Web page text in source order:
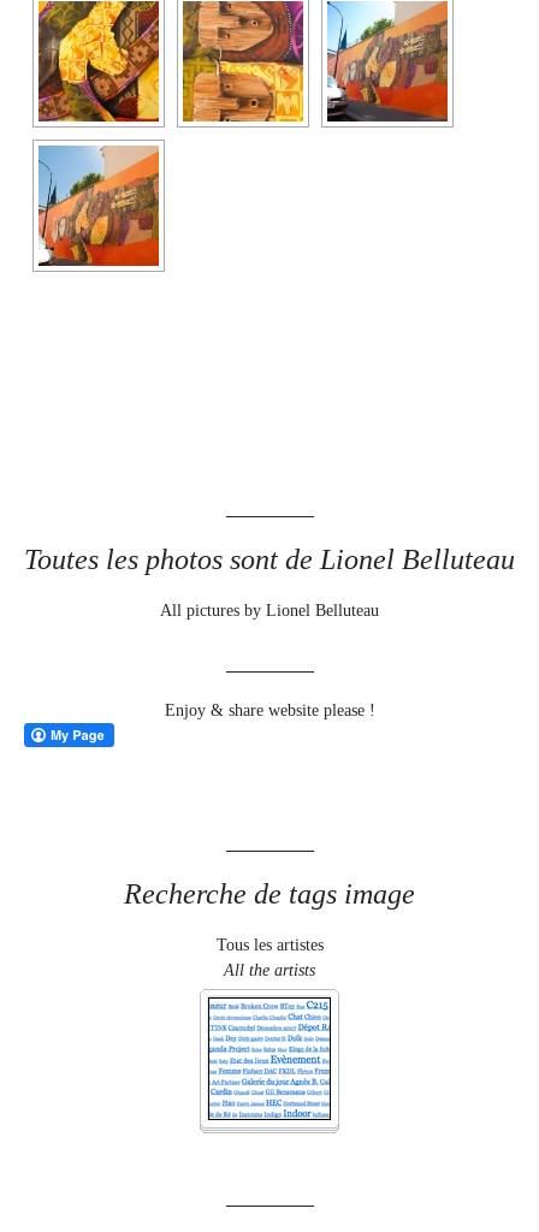
Toutes les photos sont de Lionel Belluteau
All pictures by Lionel Belluteau
Enjoy & share website please !
Recherche de tags image
Tous les artistes
All the artists